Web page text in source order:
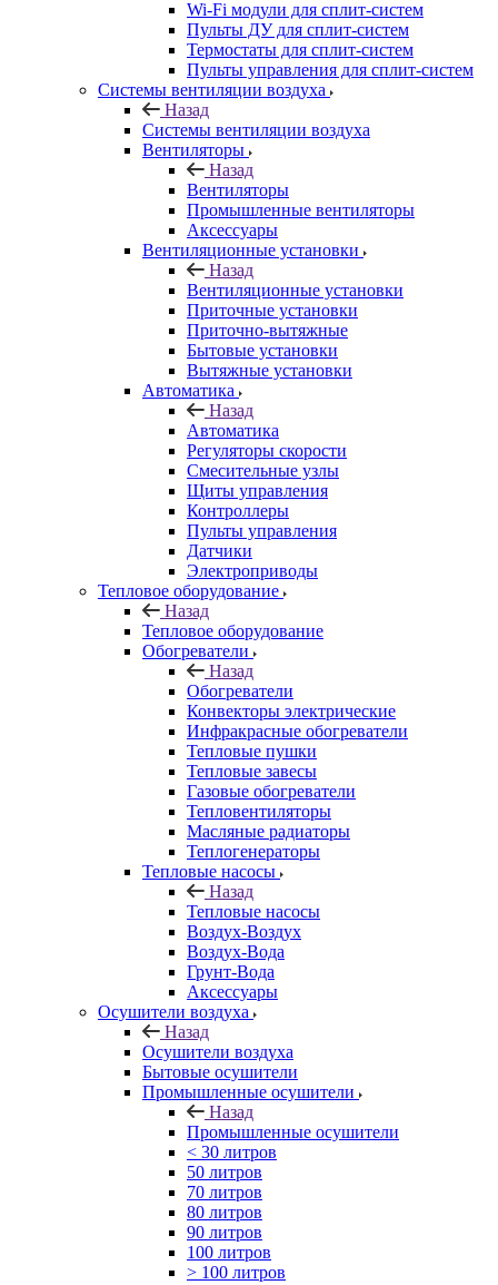
Wi-Fi модули для сплит-систем
Пульты ДУ для сплит-систем
Термостаты для сплит-систем
Пульты управления для сплит-систем
Системы вентиляции воздуха
Назад
Системы вентиляции воздуха
Вентиляторы
Назад
Вентиляторы
Промышленные вентиляторы
Аксессуары
Вентиляционные установки
Назад
Вентиляционные установки
Приточные установки
Приточно-вытяжные
Бытовые установки
Вытяжные установки
Автоматика
Назад
Автоматика
Регуляторы скорости
Смесительные узлы
Щиты управления
Контроллеры
Пульты управления
Датчики
Электроприводы
Тепловое оборудование
Назад
Тепловое оборудование
Обогреватели
Назад
Обогреватели
Конвекторы электрические
Инфракрасные обогреватели
Тепловые пушки
Тепловые завесы
Газовые обогреватели
Тепловентиляторы
Масляные радиаторы
Теплогенераторы
Тепловые насосы
Назад
Тепловые насосы
Воздух-Воздух
Воздух-Вода
Грунт-Вода
Аксессуары
Осушители воздуха
Назад
Осушители воздуха
Бытовые осушители
Промышленные осушители
Назад
Промышленные осушители
< 30 литров
50 литров
70 литров
80 литров
90 литров
100 литров
> 100 литров